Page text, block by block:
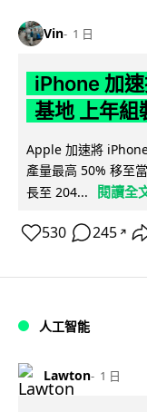
Vin 1 日
iPhone 加
基地 上年
Apple 加速將
產量最高 50% 移至
長至 204...
閱讀全
530 245 ↗
人工智能
Lawton 1 日